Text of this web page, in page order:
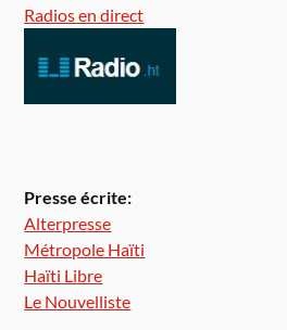
Radios en direct
Presse écrite:
Alterpresse
Métropole Haïti
Haïti Libre
Le Nouvelliste